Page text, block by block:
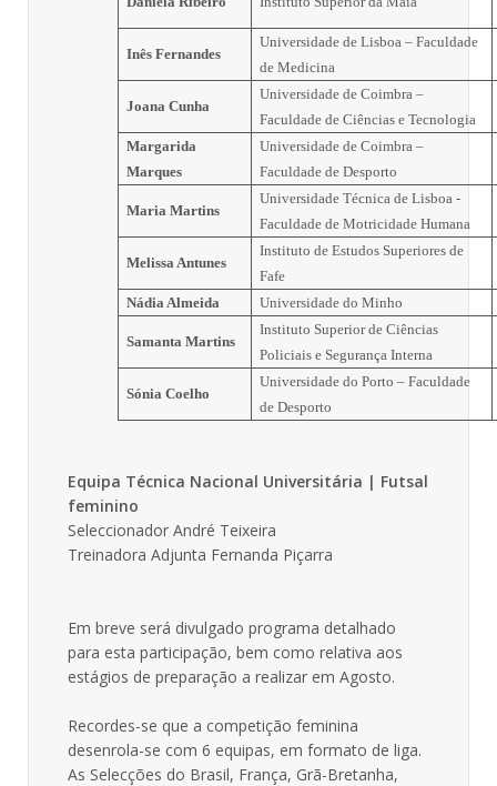
Inês Fernandes
Universidade de Lisboa – Faculdade
de Medicina
Joana Cunha
Universidade de Coimbra –
Faculdade de Ciências e Tecnologia
Margarida
Marques
Universidade de Coimbra –
Faculdade de Desporto
Maria Martins
Universidade Técnica de Lisboa -
Faculdade de Motricidade Humana
Melissa Antunes
Instituto de Estudos Superiores de
Fafe
Nádia Almeida
Universidade do Minho
Samanta Martins
Instituto Superior de Ciências
Policiais e Segurança Interna
Sónia Coelho
Universidade do Porto – Faculdade
de Desporto
Equipa Técnica Nacional Universitária | Futsal
feminino
Seleccionador André Teixeira
Treinadora Adjunta Fernanda Piçarra
Em breve será divulgado programa detalhado
para esta participação, bem como relativa aos
estágios de preparação a realizar em Agosto.
Recordes-se que a competição feminina
desenrola-se com 6 equipas, em formato de liga.
As Selecções do Brasil, França, Grã-Bretanha,